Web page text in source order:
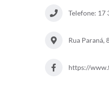
Telefone: 17
Rua Paraná,
https://